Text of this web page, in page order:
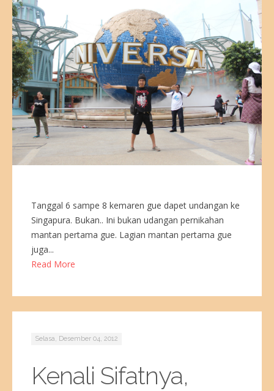
Tanggal 6 sampe 8 kemaren gue dapet undangan ke
Singapura. Bukan.. Ini bukan udangan pernikahan
mantan pertama gue. Lagian mantan pertama gue
juga...
Read More
Selasa, Desember 04, 2012
Kenali Sifatnya,